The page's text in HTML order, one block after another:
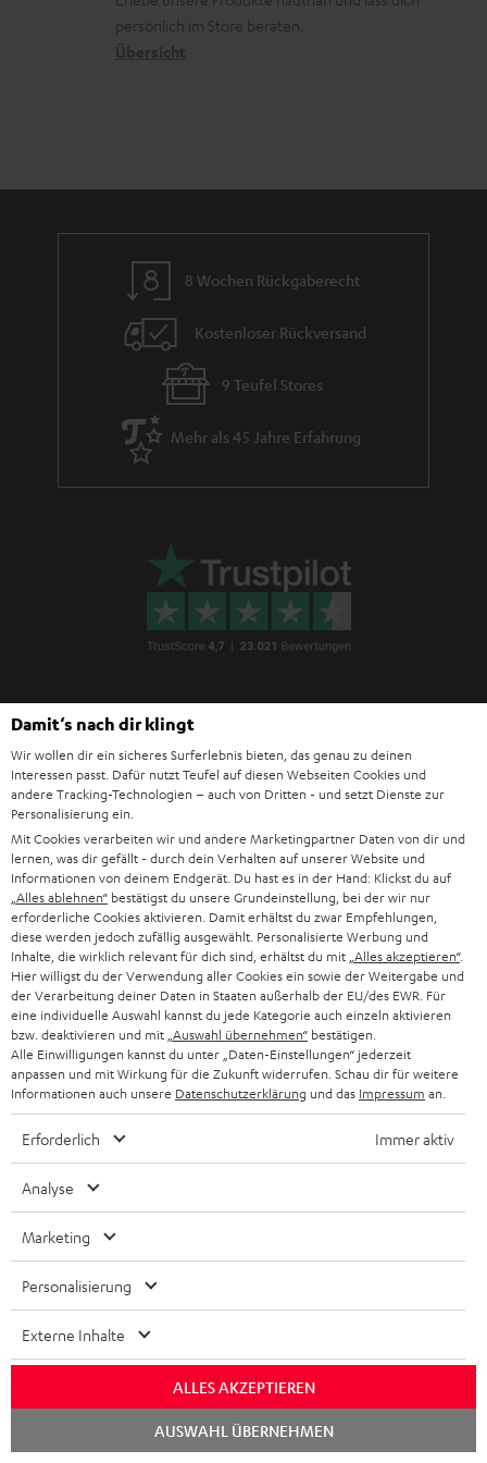
a
c
m
o
a
persönlich im Store beraten.
8 Wochen Rückgaberecht
Kostenloser Rückversand
9 Teufel Stores
Mehr als 45 Jahre Erfahrung
Teufel Blog
Audio-Technologien, HiFi-Trends, Tipps & Tricks
Teufel Support
Häufige Fragen
Kontakt
Rückgabe / Rücktritt
Sendungsverfolgung
Store Finder
Erlebe unsere Produkte hautnah und lass dich persönlich
im Store beraten.
BIS ZU
45 €
N
Wähle deinen Gutschein!
Damit‘s nach dir klingt
Wir wollen dir ein sicheres Surferlebnis bieten, das genau zu deinen
Interessen passt. Dafür nutzt Teufel auf diesen Webseiten Cookies und
andere Tracking-Technologien – auch von Dritten - und setzt Dienste zur
Personalisierung ein.
Mit Cookies verarbeiten wir und andere Marketingpartner Daten von dir und
lernen, was dir gefällt - durch dein Verhalten auf unserer Website und
Informationen von deinem Endgerät. Du hast es in der Hand: Klickst du auf
„Alles ablehnen“ bestätigst du unsere Grundeinstellung, bei der wir nur
erforderliche Cookies aktivieren. Damit erhältst du zwar Empfehlungen,
diese werden jedoch zufällig ausgewählt. Personalisierte Werbung und
Inhalte, die wirklich relevant für dich sind, erhältst du mit „Alles akzeptieren“.
Hier willigst du der Verwendung aller Cookies ein sowie der Weitergabe und
der Verarbeitung deiner Daten in Staaten außerhalb der EU/des EWR. Für
eine individuelle Auswahl kannst du jede Kategorie auch einzeln aktivieren
bzw. deaktivieren und mit „Auswahl übernehmen“ bestätigen.
Alle Einwilligungen kannst du unter „Daten-Einstellungen“ jederzeit
anpassen und mit Wirkung für die Zukunft widerrufen. Schau dir für weitere
Informationen auch unsere Datenschutzerklärung und das Impressum an.
Erforderlich Immer aktiv
Analyse
Marketing
Personalisierung
Externe Inhalte
ALLES AKZEPTIEREN
AUSWAHL ÜBERNEHMEN